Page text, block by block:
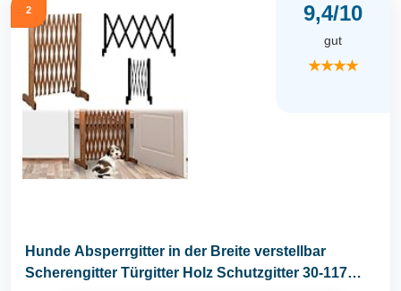
2 9,4/10
gut
★★★★
Hunde Absperrgitter in der Breite verstellbar
Scherengitter Türgitter Holz Schutzgitter 30-117